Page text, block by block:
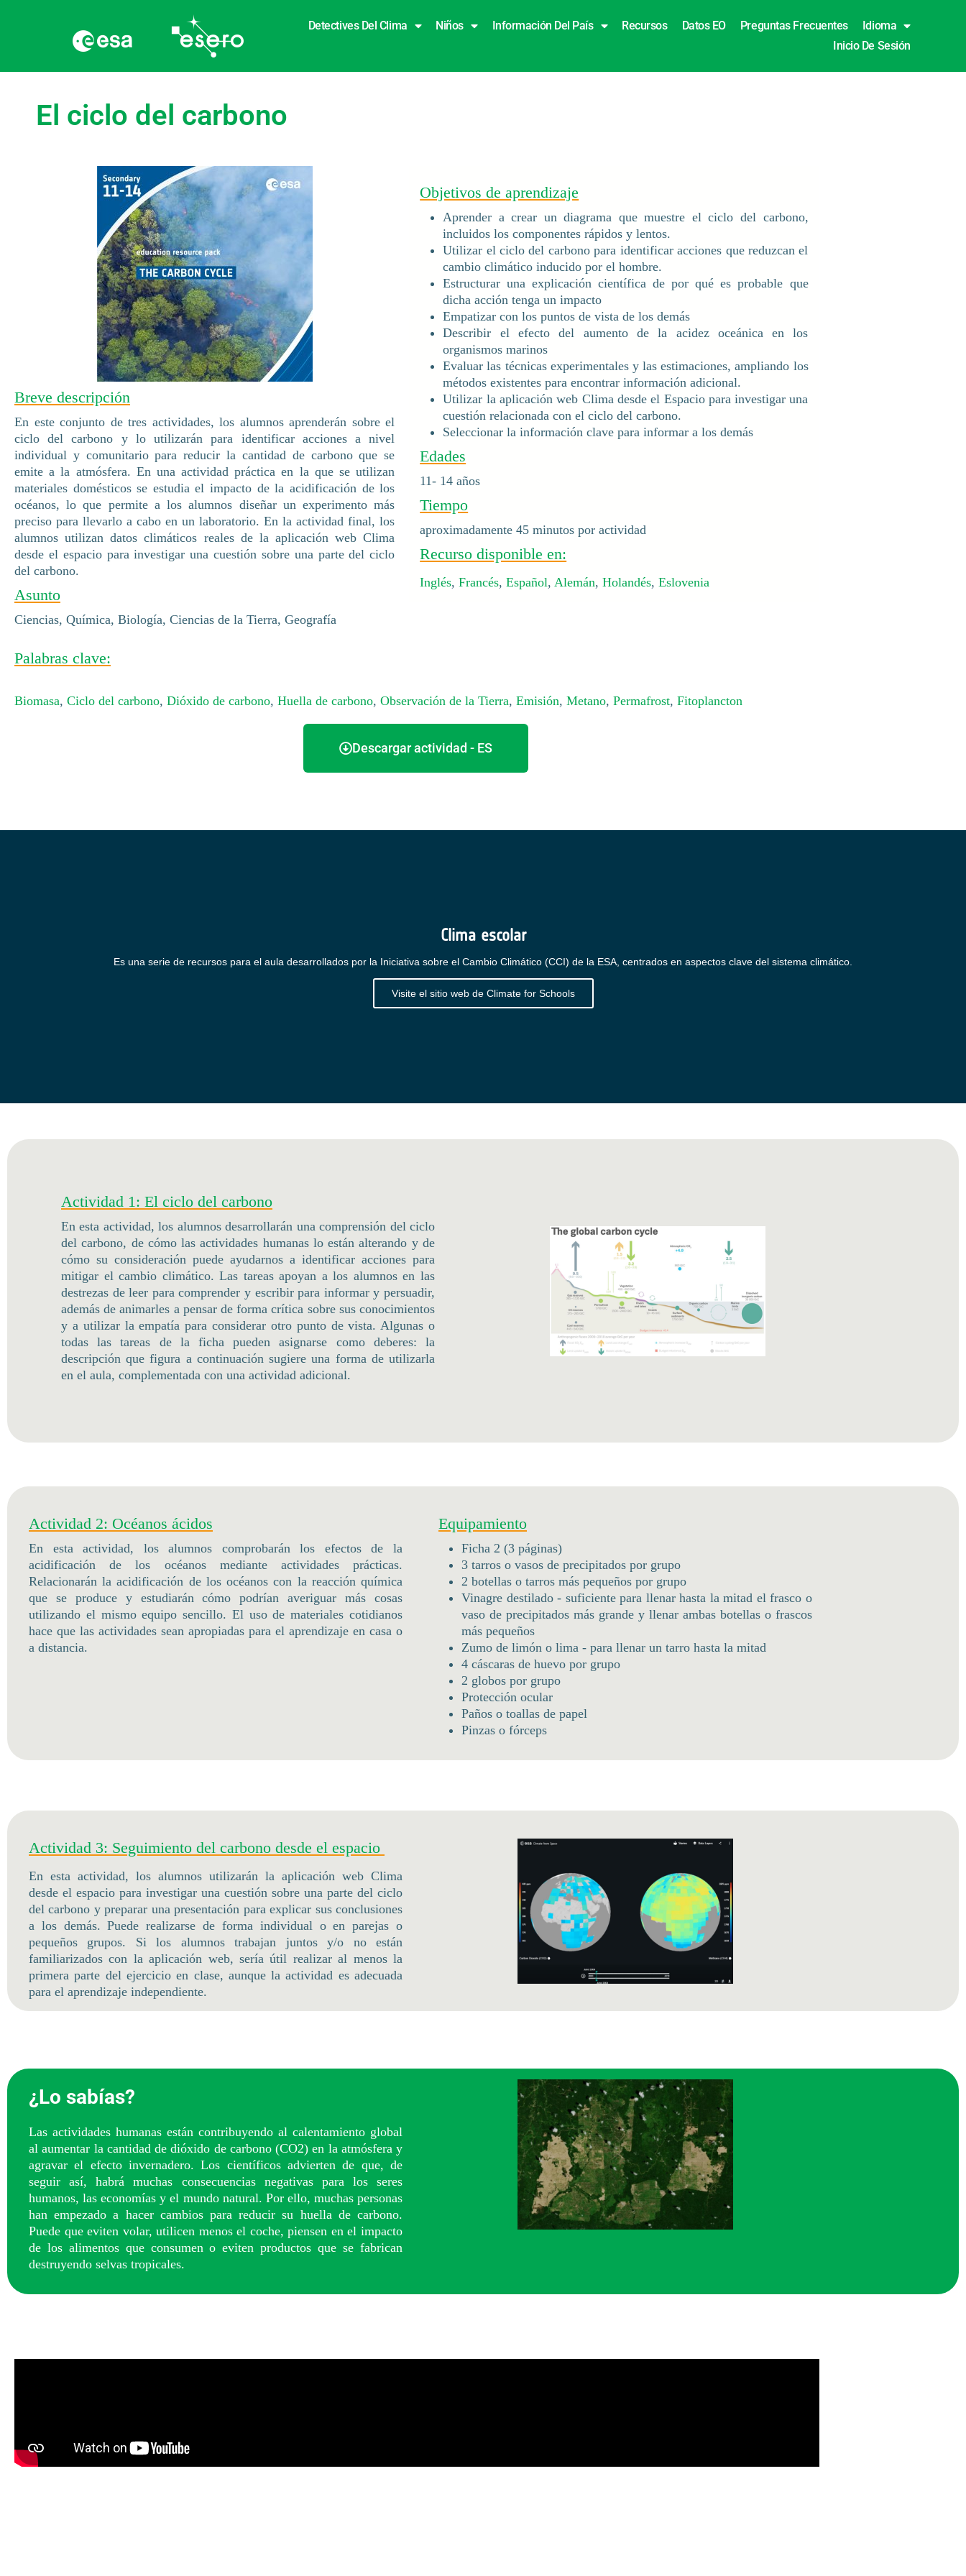
Detectives Del Clima Niños Información Del País Recursos Datos EO Preguntas Frecuentes
Idioma
Inicio De Sesión
El ciclo del carbono
Breve descripción
En este conjunto de tres actividades, los alumnos aprenderán sobre el
ciclo del carbono y lo utilizarán para identificar acciones a nivel
individual y comunitario para reducir la cantidad de carbono que se
emite a la atmósfera. En una actividad práctica en la que se utilizan
materiales domésticos se estudia el impacto de la acidificación de los
océanos, lo que permite a los alumnos diseñar un experimento más
preciso para llevarlo a cabo en un laboratorio. En la actividad final, los
alumnos utilizan datos climáticos reales de la aplicación web Clima
desde el espacio para investigar una cuestión sobre una parte del ciclo
del carbono.
Asunto
Ciencias, Química, Biología, Ciencias de la Tierra, Geografía
Objetivos de aprendizaje
Aprender a crear un diagrama que muestre el ciclo del carbono,
incluidos los componentes rápidos y lentos.
Utilizar el ciclo del carbono para identificar acciones que reduzcan el
cambio climático inducido por el hombre.
Estructurar una explicación científica de por qué es probable que
dicha acción tenga un impacto
Empatizar con los puntos de vista de los demás
Describir el efecto del aumento de la acidez oceánica en los
organismos marinos
Evaluar las técnicas experimentales y las estimaciones, ampliando los
métodos existentes para encontrar información adicional.
Utilizar la aplicación web Clima desde el Espacio para investigar una
cuestión relacionada con el ciclo del carbono.
Seleccionar la información clave para informar a los demás
Edades
11- 14 años
Tiempo
aproximadamente 45 minutos por actividad
Recurso disponible en:
Inglés,Francés,Español,Alemán,Holandés,Eslovenia
Palabras clave:
Biomasa, Ciclo del carbono, Dióxido de carbono, Huella de carbono, Observación de la Tierra, Emisión, Metano, Permafrost, Fitoplancton
Descargar actividad - ES
Clima escolar
Es una serie de recursos para el aula desarrollados por la Iniciativa sobre el Cambio Climático (CCI) de la ESA, centrados en aspectos clave del sistema climático.
Visite el sitio web de Climate for Schools
Actividad 1: El ciclo del carbono
En esta actividad, los alumnos desarrollarán una comprensión del ciclo
del carbono, de cómo las actividades humanas lo están alterando y de
cómo su consideración puede ayudarnos a identificar acciones para
mitigar el cambio climático. Las tareas apoyan a los alumnos en las
destrezas de leer para comprender y escribir para informar y persuadir,
además de animarles a pensar de forma crítica sobre sus conocimientos
y a utilizar la empatía para considerar otro punto de vista. Algunas o
todas las tareas de la ficha pueden asignarse como deberes: la
descripción que figura a continuación sugiere una forma de utilizarla
en el aula, complementada con una actividad adicional.
Actividad 2: Océanos ácidos
En esta actividad, los alumnos comprobarán los efectos de la
acidificación de los océanos mediante actividades prácticas.
Relacionarán la acidificación de los océanos con la reacción química
que se produce y estudiarán cómo podrían averiguar más cosas
utilizando el mismo equipo sencillo. El uso de materiales cotidianos
hace que las actividades sean apropiadas para el aprendizaje en casa o
a distancia.
Equipamiento
Ficha 2 (3 páginas)
3 tarros o vasos de precipitados por grupo
2 botellas o tarros más pequeños por grupo
Vinagre destilado - suficiente para llenar hasta la mitad el frasco o
vaso de precipitados más grande y llenar ambas botellas o frascos
más pequeños
Zumo de limón o lima - para llenar un tarro hasta la mitad
4 cáscaras de huevo por grupo
2 globos por grupo
Protección ocular
Paños o toallas de papel
Pinzas o fórceps
Actividad 3: Seguimiento del carbono desde el espacio
En esta actividad, los alumnos utilizarán la aplicación web Clima
desde el espacio para investigar una cuestión sobre una parte del ciclo
del carbono y preparar una presentación para explicar sus conclusiones
a los demás. Puede realizarse de forma individual o en parejas o
pequeños grupos. Si los alumnos trabajan juntos y/o no están
familiarizados con la aplicación web, sería útil realizar al menos la
primera parte del ejercicio en clase, aunque la actividad es adecuada
para el aprendizaje independiente.
¿Lo sabías?
Las actividades humanas están contribuyendo al calentamiento global
al aumentar la cantidad de dióxido de carbono (CO2) en la atmósfera y
agravar el efecto invernadero. Los científicos advierten de que, de
seguir así, habrá muchas consecuencias negativas para los seres
humanos, las economías y el mundo natural. Por ello, muchas personas
han empezado a hacer cambios para reducir su huella de carbono.
Puede que eviten volar, utilicen menos el coche, piensen en el impacto
de los alimentos que consumen o eviten productos que se fabrican
destruyendo selvas tropicales.